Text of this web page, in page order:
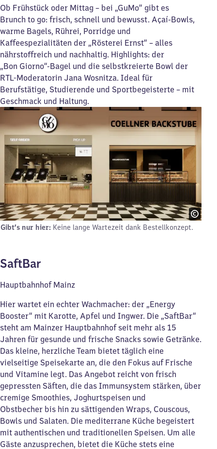
Ob Frühstück oder Mittag – bei „GuMo“ gibt es
Brunch to go: frisch, schnell und bewusst. Açaí-Bowls,
warme Bagels, Rührei, Porridge und
Kaffeespezialitäten der „Rösterei Ernst“ – alles
nährstoffreich und nachhaltig. Highlights: der
„Bon Giorno“-Bagel und die selbstkreierte Bowl der
RTL-Moderatorin Jana Wosnitza. Ideal für
Berufstätige, Studierende und Sportbegeisterte – mit
Geschmack und Haltung.
Gibt’s nur hier: Keine lange Wartezeit dank Bestellkonzept.
SaftBar
Hauptbahnhof Mainz
Hier wartet ein echter Wachmacher: der „Energy
Booster“ mit Karotte, Apfel und Ingwer. Die „SaftBar“
steht am Mainzer Hauptbahnhof seit mehr als 15
Jahren für gesunde und frische Snacks sowie Getränke.
Das kleine, herzliche Team bietet täglich eine
vielseitige Speisekarte an, die den Fokus auf Frische
und Vitamine legt. Das Angebot reicht von frisch
gepressten Säften, die das Immunsystem stärken, über
cremige Smoothies, Joghurtspeisen und
Obstbecher bis hin zu sättigenden Wraps, Couscous,
Bowls und Salaten. Die mediterrane Küche begeistert
mit authentischen und traditionellen Speisen. Um alle
Gäste anzusprechen, bietet die Küche stets eine